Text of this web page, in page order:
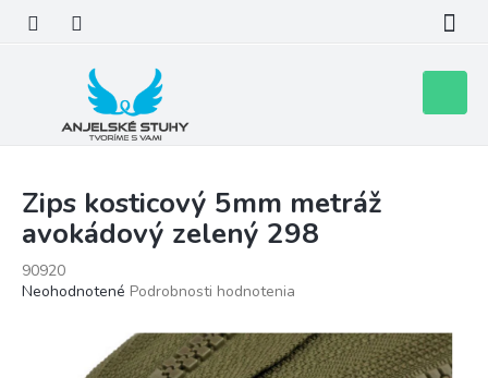
obsah
košík
Zips kosticový 5mm metráž
avokádový zelený 298
90920
Priemerné
Neohodnotené Podrobnosti hodnotenia